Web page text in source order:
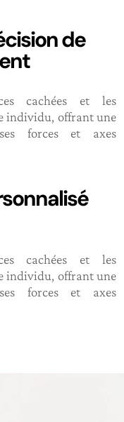
de
cachées et les
individu, offrant une
forces et axes
cachées et les
individu, offrant une
forces et axes